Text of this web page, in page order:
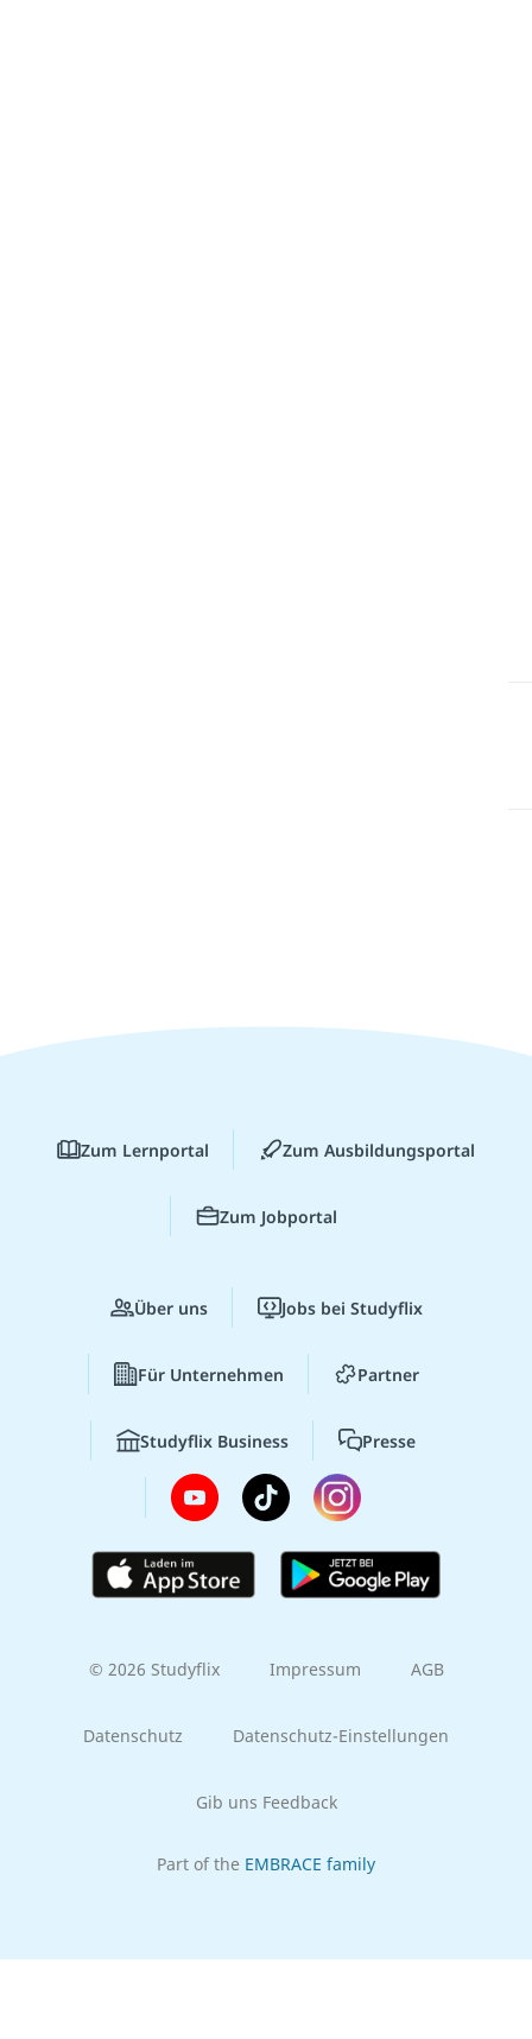
Zum Lernportal Zum Ausbildungsportal
Zum Jobportal
Über uns Jobs bei Studyflix
Für Unternehmen Partner
Studyflix Business Presse
© 2026 Studyflix Impressum AGB
Datenschutz Datenschutz-Einstellungen
Gib uns Feedback
Part of the EMBRACE family